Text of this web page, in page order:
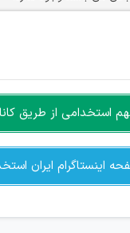
سایت وجود ندارد.
از طریق کانال
ایران